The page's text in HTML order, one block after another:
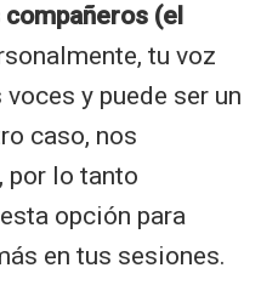
(el
tu voz
y puede ser un
caso, nos
por lo tanto
opción para
en tus sesiones.